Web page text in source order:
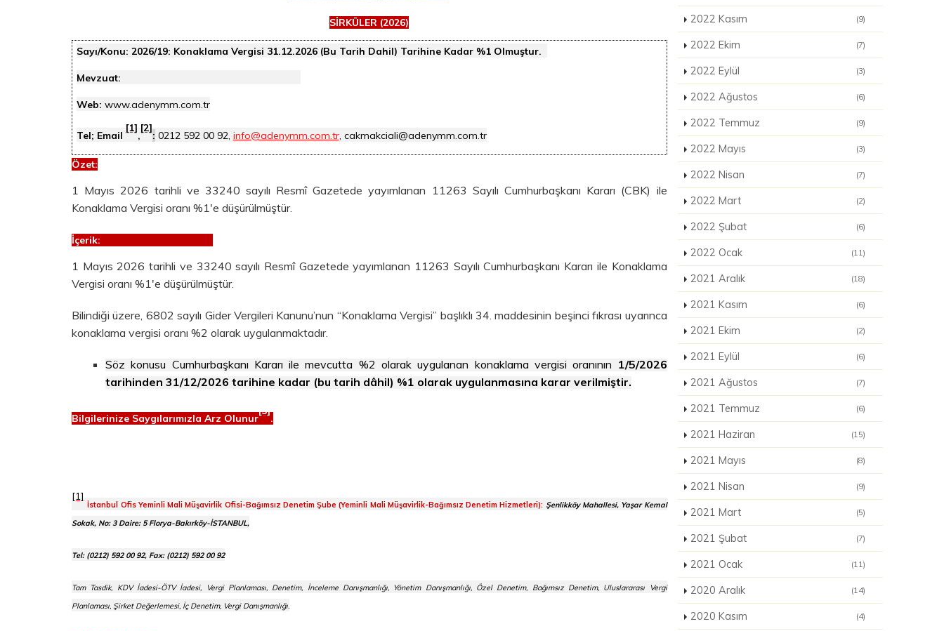
SİRKÜLER (2026)
Sayı/Konu: 2026/19: Konaklama Vergisi 31.12.2026 (Bu Tarih Dahil) Tarihine Kadar %1 Olmuştur.
Mevzuat:
Web: www.adenymm.com.tr
Tel; Email
[1]
,
[2]
: 0212 592 00 92, info@adenymm.com.tr, cakmakciali@adenymm.com.tr
Özet:
1 Mayıs 2026 tarihli ve 33240 sayılı Resmî Gazetede yayımlanan 11263 Sayılı Cumhurbaşkanı Kararı (CBK) ile
Konaklama Vergisi oranı %1'e düşürülmüştür.
İçerik:
1 Mayıs 2026 tarihli ve 33240 sayılı Resmî Gazetede yayımlanan 11263 Sayılı Cumhurbaşkanı Kararı ile Konaklama
Vergisi oranı %1'e düşürülmüştür.
Bilindiği üzere, 6802 sayılı Gider Vergileri Kanunu’nun “Konaklama Vergisi” başlıklı 34. maddesinin beşinci fıkrası uyarınca
konaklama vergisi oranı %2 olarak uygulanmaktadır.
Söz konusu Cumhurbaşkanı Kararı ile mevcutta %2 olarak uygulanan konaklama vergisi oranının 1/5/2026
tarihinden 31/12/2026 tarihine kadar (bu tarih dâhil) %1 olarak uygulanmasına karar verilmiştir.
Bilgilerinize Saygılarımızla Arz Olunur
[3]
.
[1]
İstanbul Ofis Yeminli Mali Müşavirlik Ofisi-Bağımsız Denetim Şube (Yeminli Mali Müşavirlik-Bağımsız Denetim Hizmetleri): Şenlikköy Mahallesi, Yaşar Kemal
Sokak, No: 3 Daire: 5 Florya-Bakırköy-İSTANBUL,
Tel: (0212) 592 00 92, Fax: (0212) 592 00 92
Tam Tasdik, KDV İadesi-ÖTV İadesi, Vergi Planlaması, Denetim, İnceleme Danışmanlığı, Yönetim Danışmanlığı, Özel Denetim, Bağımsız Denetim, Uluslararası Vergi
Planlaması, Şirket Değerlemesi, İç Denetim, Vergi Danışmanlığı.
2022 Kasım (9)
2022 Ekim (7)
2022 Eylül (3)
2022 Ağustos (6)
2022 Temmuz (9)
2022 Mayıs (3)
2022 Nisan (7)
2022 Mart (2)
2022 Şubat (6)
2022 Ocak (11)
2021 Aralık (18)
2021 Kasım (6)
2021 Ekim (2)
2021 Eylül (6)
2021 Ağustos (7)
2021 Temmuz (6)
2021 Haziran (15)
2021 Mayıs (8)
2021 Nisan (9)
2021 Mart (5)
2021 Şubat (7)
2021 Ocak (11)
2020 Aralık (14)
2020 Kasım (4)